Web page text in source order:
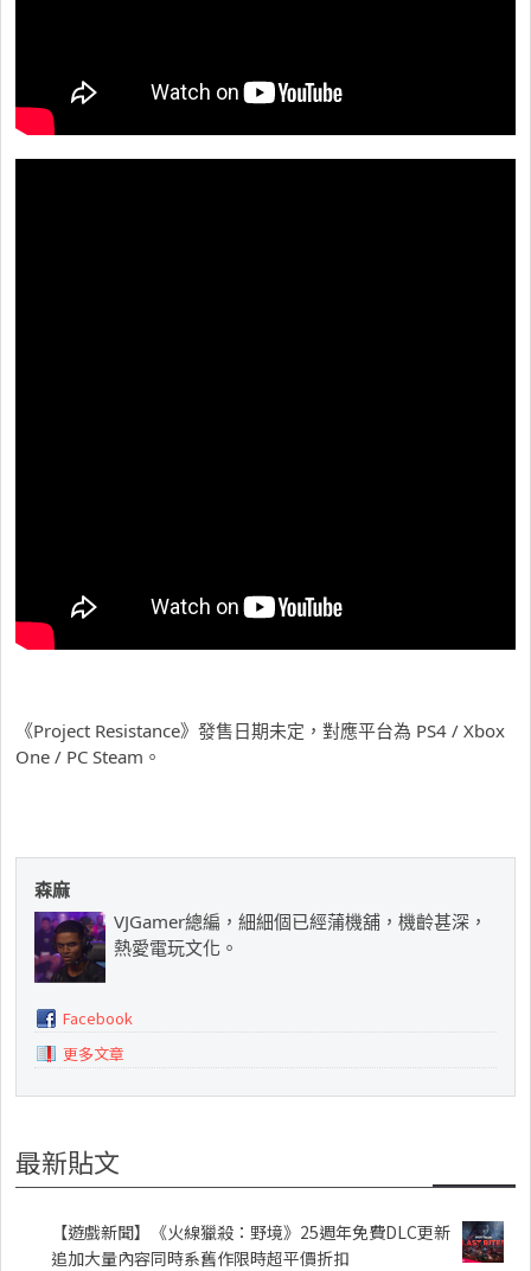
《Project Resistance》發售日期未定，對應平台為 PS4 / Xbox
One / PC Steam。
森麻
VJGamer總編，細細個已經蒲機舖，機齡甚深，
熱愛電玩文化。
Facebook
更多文章
最新貼文
【遊戲新聞】《火線獵殺：野境》25週年免費DLC更新
追加大量內容同時系舊作限時超平價折扣